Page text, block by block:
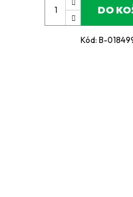
DO
Kód: B-